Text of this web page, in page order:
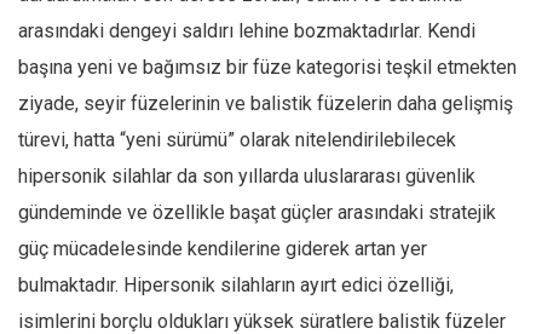
arasındaki dengeyi saldırı lehine bozmaktadırlar. Kendi
başına yeni ve bağımsız bir füze kategorisi teşkil etmekten
ziyade, seyir füzelerinin ve balistik füzelerin daha gelişmiş
türevi, hatta “yeni sürümü” olarak nitelendirilebilecek
hipersonik silahlar da son yıllarda uluslararası güvenlik
gündeminde ve özellikle başat güçler arasındaki stratejik
güç mücadelesinde kendilerine giderek artan yer
bulmaktadır. Hipersonik silahların ayırt edici özelliği,
isimlerini borçlu oldukları yüksek süratlere balistik füzeler